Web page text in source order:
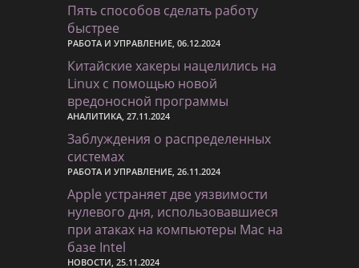
Пять способов сделать работу
быстрее
РАБОТА И УПРАВЛЕНИЕ, 06.12.2024
Китайские хакеры нацелились на
Linux с помощью новой
вредоносной программы
АНАЛИТИКА, 27.11.2024
Заблуждения о распределенных
системах
РАБОТА И УПРАВЛЕНИЕ, 26.11.2024
Apple устраняет две уязвимости
нулевого дня, использовавшиеся
при атаках на компьютеры Mac на
базе Intel
НОВОСТИ, 25.11.2024